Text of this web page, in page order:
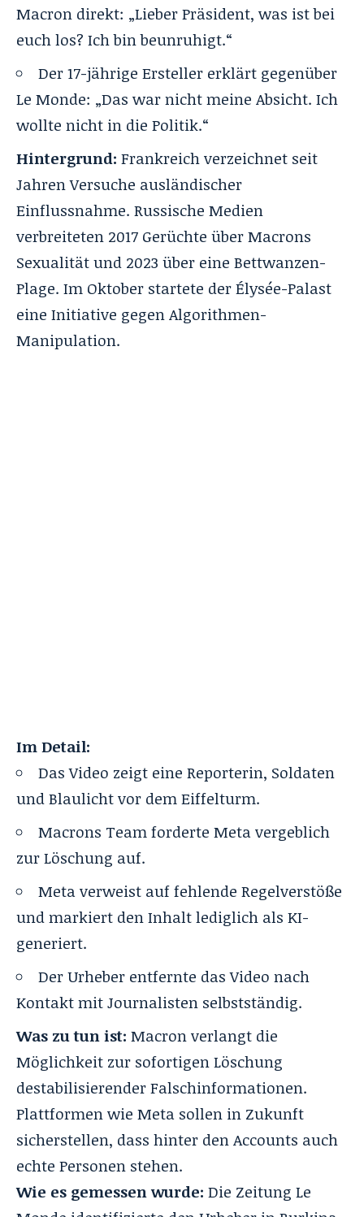
Macron direkt: „Lieber Präsident, was ist bei
euch los? Ich bin beunruhigt.“
Der 17-jährige Ersteller erklärt gegenüber
Le Monde: „Das war nicht meine Absicht. Ich
wollte nicht in die Politik.“
Hintergrund: Frankreich verzeichnet seit
Jahren Versuche ausländischer
Einflussnahme. Russische Medien
verbreiteten 2017 Gerüchte über Macrons
Sexualität und 2023 über eine Bettwanzen-
Plage. Im Oktober startete der Élysée-Palast
eine Initiative gegen Algorithmen-
Manipulation.
Im Detail:
Das Video zeigt eine Reporterin, Soldaten
und Blaulicht vor dem Eiffelturm.
Macrons Team forderte Meta vergeblich
zur Löschung auf.
Meta verweist auf fehlende Regelverstöße
und markiert den Inhalt lediglich als KI-
generiert.
Der Urheber entfernte das Video nach
Kontakt mit Journalisten selbstständig.
Was zu tun ist: Macron verlangt die
Möglichkeit zur sofortigen Löschung
destabilisierender Falschinformationen.
Plattformen wie Meta sollen in Zukunft
sicherstellen, dass hinter den Accounts auch
echte Personen stehen.
Wie es gemessen wurde: Die Zeitung Le